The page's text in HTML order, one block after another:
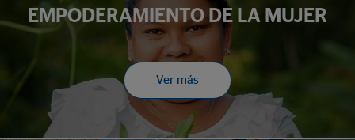
EMPODERAMIENTO DE LA MUJER
Ver más